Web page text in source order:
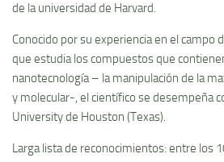
de la universidad de Harvard.
Conocido por su experiencia en el campo
que estudia los compuestos que
nanotecnología – la manipulación de la
y molecular-, el científico se desempeña
University de Houston (Texas).
Larga lista de reconocimientos: entre los